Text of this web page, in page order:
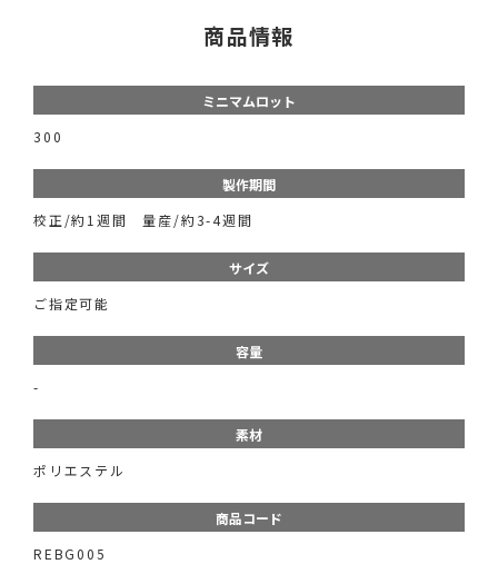
商品情報
ミニマムロット
300
製作期間
校正/約1週間 量産/約3-4週間
サイズ
ご指定可能
容量
-
素材
ポリエステル
商品コード
REBG005